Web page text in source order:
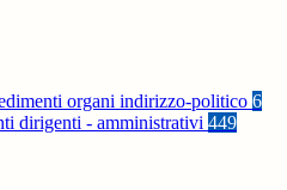
organi indirizzo-politico 6
dirigenti - amministrativi 449